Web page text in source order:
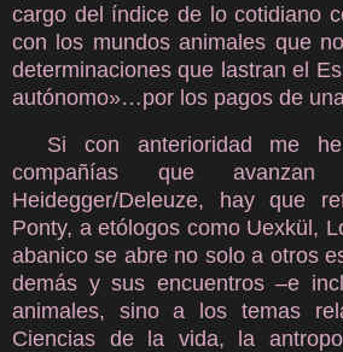
cargo del índice de lo cotidiano
con los mundos animales que
determinaciones que lastran el
autónomo»…por los pagos de
Si con anterioridad me
compañías que
Heidegger/Deleuze, hay que
Ponty, a etólogos como Uexkül,
abanico se abre no solo a otros
demás y sus encuentros –e
animales, sino a los temas
Ciencias de la vida, la